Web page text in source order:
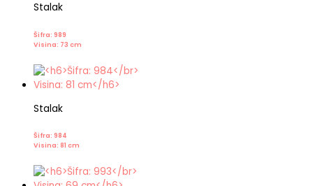
Stalak
Šifra: 989
Visina: 73 cm
Stalak
Šifra: 984
Visina: 81 cm